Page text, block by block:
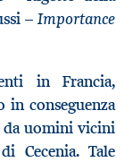
–Importance
in Francia,
in conseguenza
da uomini vicini
Cecenia. Tale